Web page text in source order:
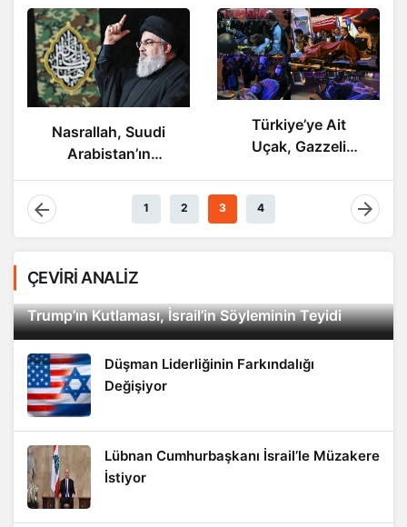
Türkiye’ye Ait
Uçak, Gazzeli
Direniş Liderleri
Telefonda Görüştü
ÇEVİRİ ANALİZ
Trump’ın Kutlaması, İsrail’in Söyleminin Teyidi
Düşman Liderliğinin Farkındalığı
Değişiyor
Lübnan Cumhurbaşkanı İsrail’le Müzakere
İstiyor